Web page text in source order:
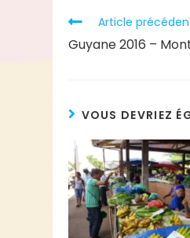
Article
Guyane 2016 –
VOUS DEVRIEZ